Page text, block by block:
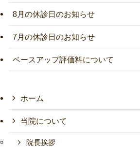
8月の休診日のお知らせ
7月の休診日のお知らせ
ベースアップ評価料について
ホーム
当院について
院長挨拶